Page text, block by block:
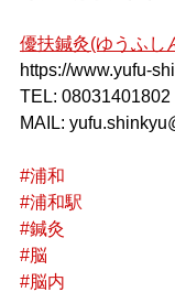
優扶鍼灸(ゆうふし
https://www.yufu-
TEL: 08031401802
MAIL:
#浦和
#浦和駅
#鍼灸
#脳
#脳内